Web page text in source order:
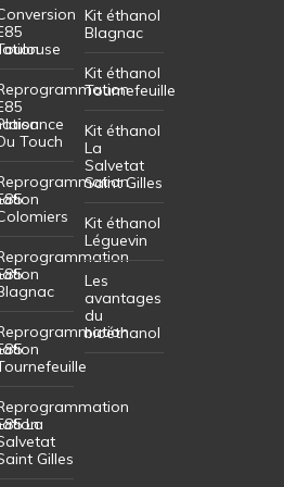
Touch
La
Gilles
Kit éthanol
Blagnac
Kit éthanol
Tournefeuille
Kit éthanol
La
Salvetat
Saint Gilles
Kit éthanol
Léguevin
Les
avantages
du
bioéthanol